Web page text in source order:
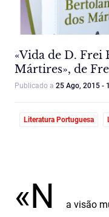
«Vida de D. Frei
Mártires», de
Publicado a 25 Ago, 2015 -
Literatura Portuguesa
«N a visão